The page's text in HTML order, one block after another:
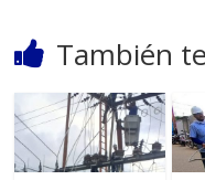
También